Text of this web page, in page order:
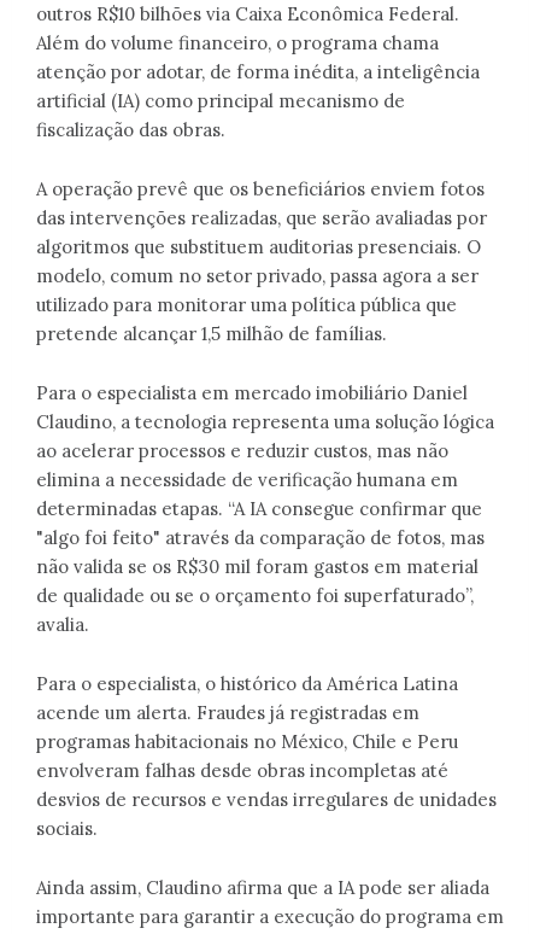
outros R$10 bilhões via Caixa Econômica Federal.
Além do volume financeiro, o programa chama
atenção por adotar, de forma inédita, a inteligência
artificial (IA) como principal mecanismo de
fiscalização das obras.
A operação prevê que os beneficiários enviem fotos
das intervenções realizadas, que serão avaliadas por
algoritmos que substituem auditorias presenciais. O
modelo, comum no setor privado, passa agora a ser
utilizado para monitorar uma política pública que
pretende alcançar 1,5 milhão de famílias.
Para o especialista em mercado imobiliário Daniel
Claudino, a tecnologia representa uma solução lógica
ao acelerar processos e reduzir custos, mas não
elimina a necessidade de verificação humana em
determinadas etapas. “A IA consegue confirmar que
"algo foi feito" através da comparação de fotos, mas
não valida se os R$30 mil foram gastos em material
de qualidade ou se o orçamento foi superfaturado”,
avalia.
Para o especialista, o histórico da América Latina
acende um alerta. Fraudes já registradas em
programas habitacionais no México, Chile e Peru
envolveram falhas desde obras incompletas até
desvios de recursos e vendas irregulares de unidades
sociais.
Ainda assim, Claudino afirma que a IA pode ser aliada
importante para garantir a execução do programa em